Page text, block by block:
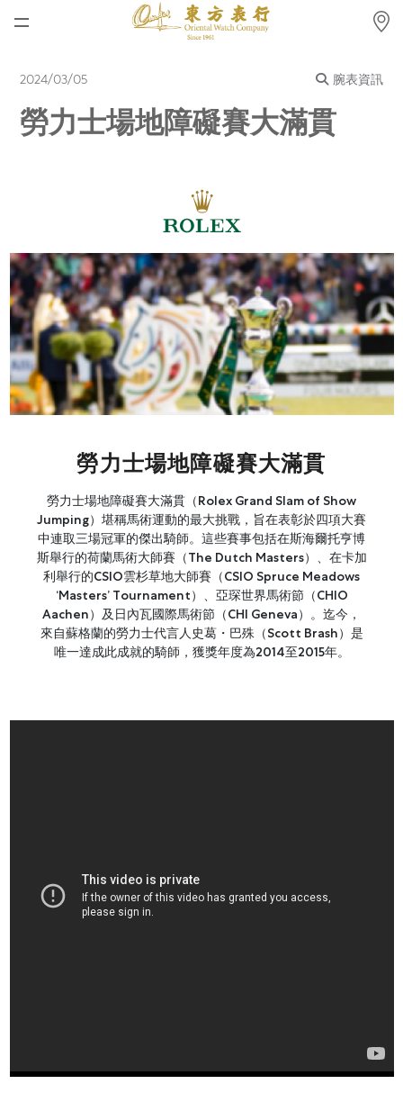
最新消息
腕表資訊
帝舵表
品牌
店鋪位置
網上商店
香港特別行政區
腕表維修
聯絡我們
會員
登入
註冊
2024/03/05 腕表資訊
勞力士場地障礙賽大滿貫
勞力士場地障礙賽大滿貫
勞力士場地障礙賽大滿貫（Rolex Grand Slam of Show
Jumping）堪稱馬術運動的最大挑戰，旨在表彰於四項大賽
中連取三場冠軍的傑出騎師。這些賽事包括在斯海爾托亨博
斯舉行的荷蘭馬術大師賽（The Dutch Masters）、在卡加
利舉行的CSIO雲杉草地大師賽（CSIO Spruce Meadows
‘Masters’ Tournament）、亞琛世界馬術節（CHIO
Aachen）及日內瓦國際馬術節（CHI Geneva）。迄今，
來自蘇格蘭的勞力士代言人史葛・巴殊（Scott Brash）是
唯一達成此成就的騎師，獲獎年度為2014至2015年。